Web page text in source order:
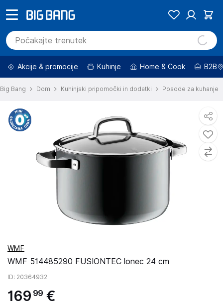
Akcije & promocije Kuhinje Home & Cook B2B
Big Bang Dom Kuhinjski pripomočki in dodatki Posode za kuhanje
WMF
WMF 514485290 FUSIONTEC lonec 24 cm
ID: 20364932
169 99 €